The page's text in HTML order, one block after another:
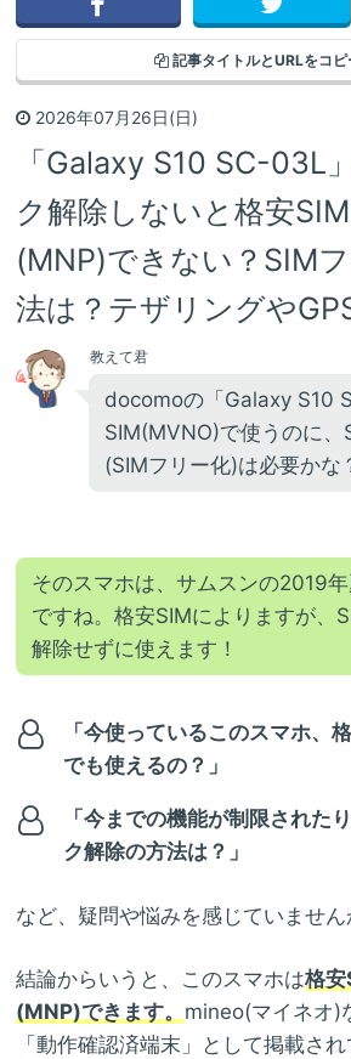
記事タイトルとURLをコピ
2026年07月26日(日)
「Galaxy S10 SC-03L
ク解除しないと格安
(MNP)できない？SIM
法は？テザリングや
教えて君
docomoの「Galaxy S10
SIM(MVNO)で使うのに、
(SIMフリー化)は必要かな
そのスマホは、サムスンの2019
ですね。格安SIMによりますが、
解除せずに使えます！
「今使っているこのスマホ、
でも使えるの？」
「今までの機能が制限された
ク解除の方法は？」
など、疑問や悩みを感じていません
結論からいうと、このスマホは格安
(MNP)できます。 mineo(マイネオ)
「動作確認済端末」として掲載され